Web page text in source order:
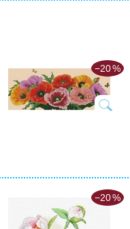
−20%
−20%